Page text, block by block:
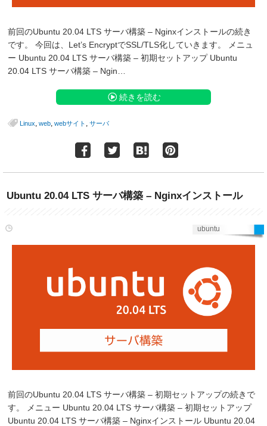
前回のUbuntu 20.04 LTS サーバ構築 – Nginxインストールの続き
です。 今回は、Let’s EncryptでSSL/TLS化していきます。 メニュ
ー Ubuntu 20.04 LTS サーバ構築 – 初期セットアップ Ubuntu
20.04 LTS サーバ構築 – Ngin…
続きを読む
Linux, web, webサイト , サーバ
Ubuntu 20.04 LTS サーバ構築 – Nginxインストール
ubuntu
前回のUbuntu 20.04 LTS サーバ構築 – 初期セットアップの続きで
す。 メニュー Ubuntu 20.04 LTS サーバ構築 – 初期セットアップ
Ubuntu 20.04 LTS サーバ構築 – Nginxインストール Ubuntu 20.04